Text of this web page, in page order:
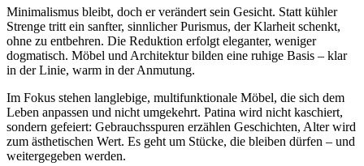
Minimalismus bleibt, doch er verändert sein Gesicht. Statt kühler
Strenge tritt ein sanfter, sinnlicher Purismus, der Klarheit schenkt,
ohne zu entbehren. Die Reduktion erfolgt eleganter, weniger
dogmatisch. Möbel und Architektur bilden eine ruhige Basis – klar
in der Linie, warm in der Anmutung.
Im Fokus stehen langlebige, multifunktionale Möbel, die sich dem
Leben anpassen und nicht umgekehrt. Patina wird nicht kaschiert,
sondern gefeiert: Gebrauchsspuren erzählen Geschichten, Alter wird
zum ästhetischen Wert. Es geht um Stücke, die bleiben dürfen – und
weitergegeben werden.